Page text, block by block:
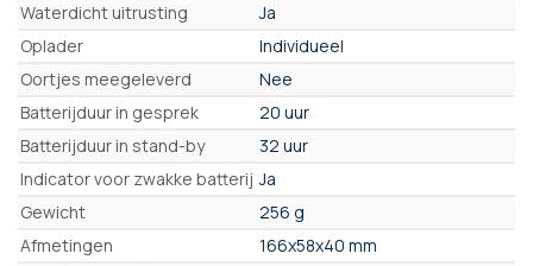
Waterdicht uitrusting
Ja
Oplader
Individueel
Oortjes meegeleverd
Nee
Batterijduur in gesprek
20 uur
Batterijduur in stand-by
32 uur
Indicator voor zwakke batterij Ja
Gewicht
256 g
Afmetingen
166x58x40 mm